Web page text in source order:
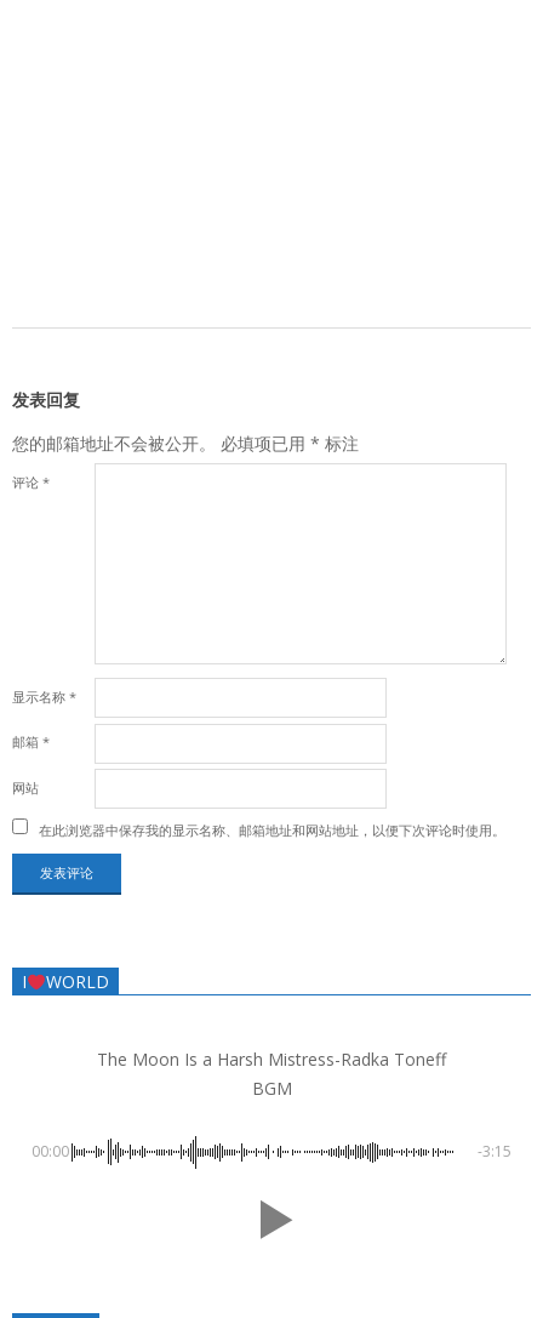
16
发表回复
您的邮箱地址不会被公开。
必填项已用 * 标注
评论 *
显示名称 *
邮箱 *
网站
在此浏览器中保存我的显示名称、邮箱地址和网站地址，以便下次评论时使用。
I WORLD
The Moon Is a Harsh Mistress-Radka Toneff
BGM
00:00 -3:15